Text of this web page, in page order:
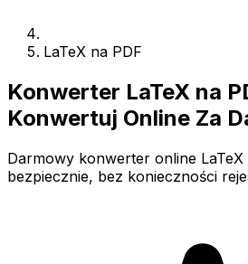
LaTeX na PDF
Konwerter LaTeX na
Konwertuj Online Za
Darmowy konwerter online LaTeX
bezpiecznie, bez konieczności